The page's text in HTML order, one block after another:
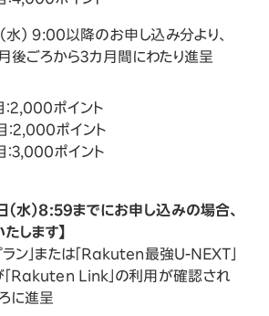
） 9:00以降のお申し込み分より、
後ごろから3カ月間にわたり進呈
2,000ポイント
：2,000ポイント
3,000ポイント
水）8:59までにお申し込みの場合、
します】
ン」または「Rakuten最強U-NEXT」
Rakuten Link」の利用が確認され
に進呈